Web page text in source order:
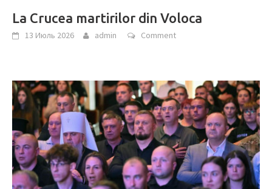
La Crucea martirilor din Voloca
13 Июль 2026 admin Comment